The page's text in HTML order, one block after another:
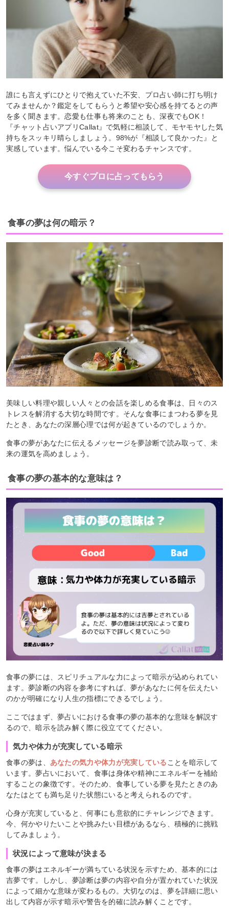
誰にも言えずにひとりで抱えていた不安、プロ占い師に打ち明け
てみませんか？鑑定をしてもらうと希望や安心感を持てるとの声
を多く聞きます。恋愛も仕事も将来のことも、深夜でもOK！
『チャット占いアプリCallat』で気軽に相談して、モヤモヤした気
持ちをスッキリ晴らしましょう。98%が『相談して良かった』と
実感しています。悩んでいる今こそ変わるチャンスです。
今すぐプロに占ってもらう
食事の夢は何の暗示？
美味しい料理や親しい人々との会話を楽しめる食事は、日々のス
トレスを解消する大切な時間です。そんな食事にまつわる夢を見
たとき、あなたの深層心理では何が起きているのでしょうか。
食事の夢があなたに伝えるメッセージを夢診断で読み取って、未
来の運気を高めましょう。
食事の夢の基本的な意味は？
食事の夢には、スピリチュアルな力によって暗示が込められてい
ます。夢診断の内容を参考にすれば、夢があなたに何を伝えたい
のかが明確になり人生の指標にできるでしょう。
ここではまず、夢占いにおける食事の夢の基本的な意味を解説す
るので、暗示を読み解く際に役立ててください。
気力や体力が充実している暗示
食事の夢は、 あなたの気力や体力が充実していることを暗示して
います。夢占いにおいて、食事は身体や精神にエネルギーを補給
することの象徴です。そのため、食事している夢を見たときのあ
なたはとても満ち足りた状態にいると考えられるのです。
心身が充実していると、何事にも意欲的にチャレンジできます。
今、何かやりたいことや挑みたい目標があるなら、積極的に挑戦
してみましょう。
状況によって意味が決まる
食事の夢はエネルギーが満ちている状況を示すため、基本的には
吉夢です。しかし、夢診断は夢の内容や自分が置かれていた状況
によって細かな意味が変わるもの。大切なのは、夢を詳細に思い
出して内容が示す暗示や警告を的確に読み解くことです。